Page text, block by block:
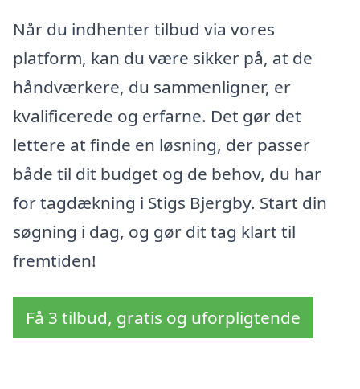
Når du indhenter tilbud via vores
platform, kan du være sikker på, at de
håndværkere, du sammenligner, er
kvalificerede og erfarne. Det gør det
lettere at finde en løsning, der passer
både til dit budget og de behov, du har
for tagdækning i Stigs Bjergby. Start din
søgning i dag, og gør dit tag klart til
fremtiden!
Få 3 tilbud, gratis og uforpligtende